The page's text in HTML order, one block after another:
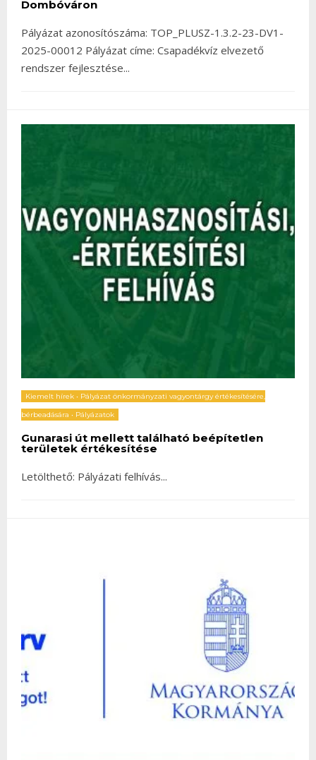
Dombóváron
Pályázat azonosítószáma: TOP_PLUSZ-1.3.2-23-DV1-
2025-00012 Pályázat címe: Csapadékvíz elvezető
rendszer fejlesztése...
Kiemelt hírek • Pályázat önkormányzati vagyontárgy értékesítésére,
bérbeadására • Pályázatok
Gunarasi út mellett található beépítetlen
területek értékesítése
Letölthető: Pályázati felhívás...